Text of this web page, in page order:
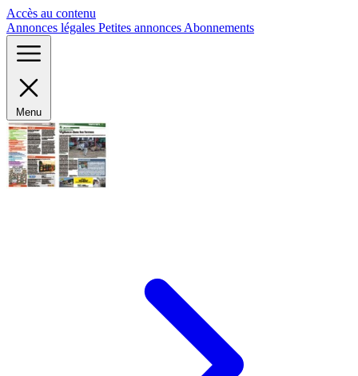
Accès au contenu
Annonces légales Petites annonces Abonnements
Menu
Panneau de gestion des cookies